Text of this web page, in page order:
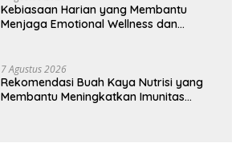
Kebiasaan Harian yang Membantu
Menjaga Emotional Wellness dan
7 Agustus 2026
Rekomendasi Buah Kaya Nutrisi yang
Membantu Meningkatkan Imunitas